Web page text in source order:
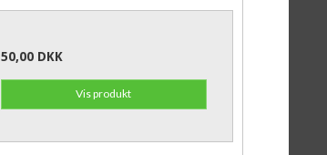
50,00 DKK
Vis produkt